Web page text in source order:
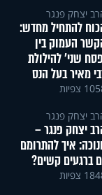
יצחק פנגר
להתחיל מחדש:
העמוק בין
שני' להילולת
מאיר בעל הנס
צפיות
יצחק פנגר
יצחק פנגר –
איך להתרומם
ברגעים קשים?
צפיות